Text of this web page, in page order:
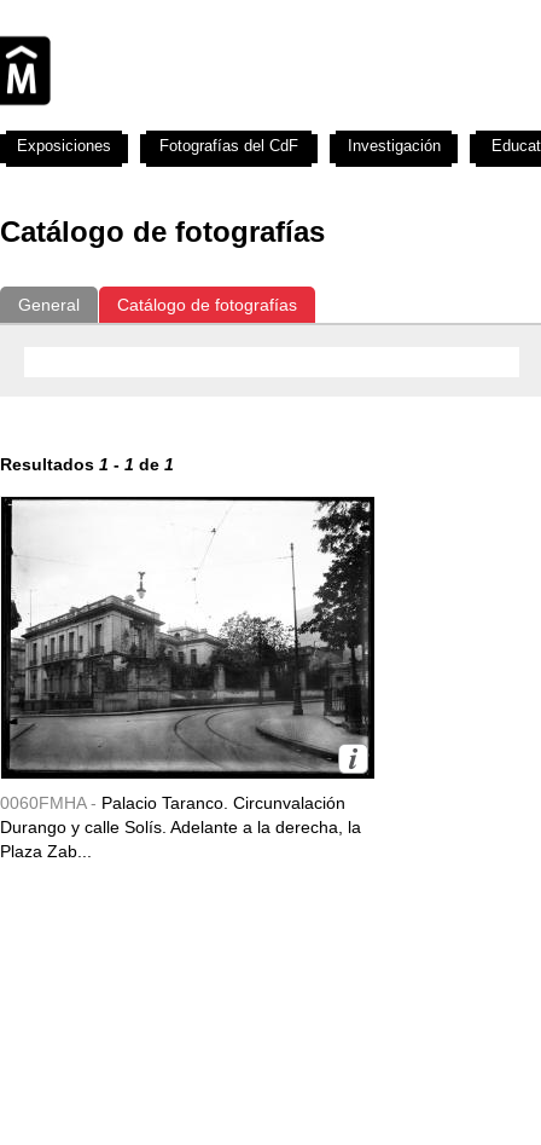
Catálogo de fotografías
General Catálogo de fotografías
Resultados 1 - 1 de 1
0060FMHA - Palacio Taranco. Circunvalación
Durango y calle Solís. Adelante a la derecha, la
Plaza Zab...
Exposiciones Fotografías del CdF Investigación